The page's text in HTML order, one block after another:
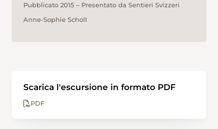
Pubblicato 2015 ‒ Presentato da Sentieri Svizzeri
Anne-Sophie Scholl
Scarica l'escursione in formato PDF
PDF